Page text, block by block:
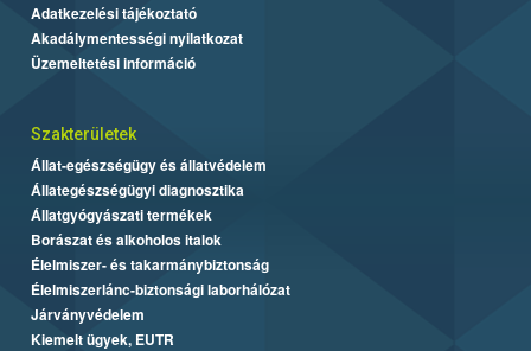
Adatkezelési tájékoztató
Akadálymentességi nyilatkozat
Üzemeltetési információ
Szakterületek
Állat-egészségügy és állatvédelem
Állategészségügyi diagnosztika
Állatgyógyászati termékek
Borászat és alkoholos italok
Élelmiszer- és takarmánybiztonság
Élelmiszerlánc-biztonsági laborhálózat
Járványvédelem
Kiemelt ügyek, EUTR